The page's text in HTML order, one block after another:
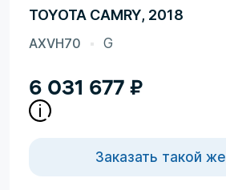
TOYOTA CAMRY, 2018
AXVH70 G
6 031 677 ₽
Заказать такой же